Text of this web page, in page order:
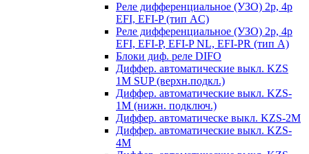
Реле дифференциальное (УЗО) 2р, 4р
EFI, EFI-P (тип AС)
Реле дифференциальное (УЗО) 2р, 4р
EFI, EFI-P, EFI-P NL, EFI-PR (тип A)
Блоки диф. реле DIFO
Диффер. автоматические выкл. KZS
1M SUP (верхн.подкл.)
Диффер. автоматические выкл. KZS-
1M (нижн. подключ.)
Диффер. автоматическе выкл. KZS-2M
Диффер. автоматические выкл. KZS-
4M